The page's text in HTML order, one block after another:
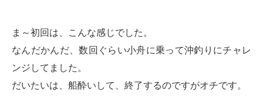
ま～初回は、こんな感じでした。
なんだかんだ、数回ぐらい小舟に乗って沖釣りにチャレ
ンジしてました。
だいたいは、船酔いして、終了するのですがオチです。